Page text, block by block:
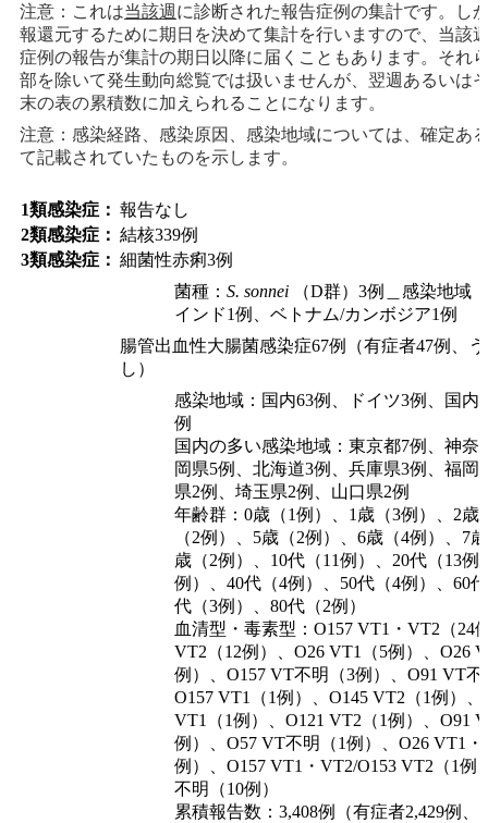
注意：これは当該週 に診断された報告症例の集計です。し
報還元するために期日を決めて集計を行いますので、当該
症例の報告が集計の期日以降に届くこともあります。それ
部を除いて発生動向総覧では扱いませんが、翌週あるいは
末の表の累積数に加えられることになります。
注意：感染経路、感染原因、感染地域については、確定あ
て記載されていたものを示します。
1類感染症： 報告なし
2類感染症： 結核339例
3類感染症： 細菌性赤痢3例
菌種： S. sonnei （D群）3例＿感染地域
インド1例、ベトナム/カンボジア1例
腸管出血性大腸菌感染症67例（有症者47例、
し）
感染地域：国内63例、ドイツ3例、国内
例
国内の多い感染地域：東京都7例、神奈
岡県5例、北海道3例、兵庫県3例、福岡
県2例、埼玉県2例、山口県2例
年齢群：0歳（1例）、1歳（3例）、2歳
（2例）、5歳（2例）、6歳（4例）、7
歳（2例）、10代（11例）、20代（13例
例）、40代（4例）、50代（4例）、60
代（3例）、80代（2例）
血清型・毒素型：O157 VT1・VT2（24
VT2（12例）、O26 VT1（5例）、O26
例）、O157 VT不明（3例）、O91 VT
O157 VT1（1例）、O145 VT2（1例）、
VT1（1例）、O121 VT2（1例）、O91
例）、O57 VT不明（1例）、O26 VT1
例）、O157 VT1・VT2/O153 VT2（1例
不明（10例）
累積報告数：3,408例（有症者2,429例、